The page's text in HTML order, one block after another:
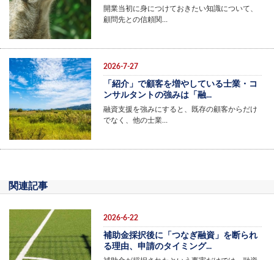
開業当初に身につけておきたい知識について、
顧問先との信頼関…
2026-7-27
「紹介」で顧客を増やしている士業・コ
ンサルタントの強みは「融...
融資支援を強みにすると、既存の顧客からだけ
でなく、他の士業…
関連記事
2026-6-22
補助金採択後に「つなぎ融資」を断られ
る理由、申請のタイミング...